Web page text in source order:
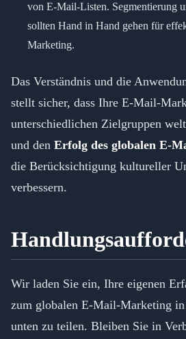
von E-Mail-Listen. Segmentierung
sollten Hand in Hand gehen für
Marketing.
Das Verständnis und die
stellt sicher, dass Ihre E-Mail-
unterschiedlichen Zielgruppen
und den Erfolg des globalen E-
die Berücksichtigung kultureller
verbessern.
Wir laden Sie ein, Ihre eigenen
zum globalen E-Mail-Marketing
unten zu teilen. Bleiben Sie in